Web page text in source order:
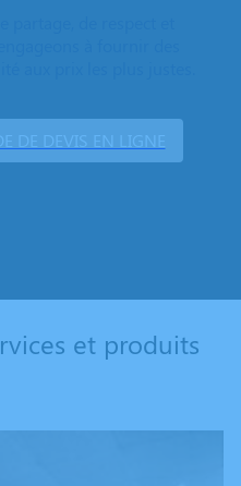
DE DEVIS EN LIGNE
et produits